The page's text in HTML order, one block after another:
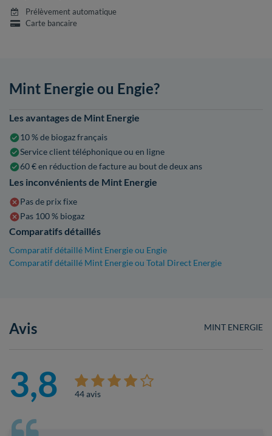
Prélèvement automatique
Carte bancaire
Mint Energie ou Engie?
Les avantages de Mint Energie
10 % de biogaz français
Service client téléphonique ou en ligne
60 € en réduction de facture au bout de deux ans
Les inconvénients de Mint Energie
Pas de prix fixe
Pas 100 % biogaz
Comparatifs détaillés
Comparatif détaillé Mint Energie ou Engie
Comparatif détaillé Mint Energie ou Total Direct Energie
MINT ENERGIE
Avis
3,8 44 avis